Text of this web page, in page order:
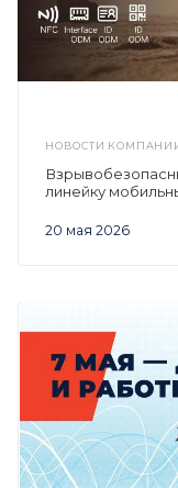
НОВОСТИ
20 мая 2026
линейку